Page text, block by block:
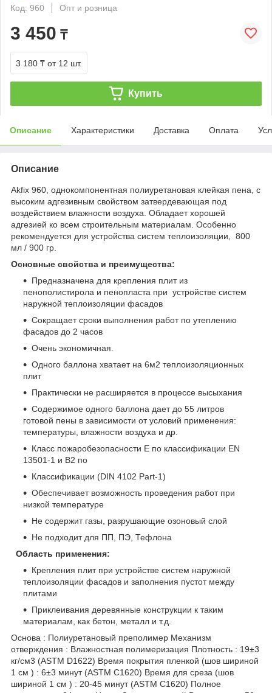
Код: 960
Опт и розница
3 450 ₸
3 180 ₸ от 12 шт.
Купить
Описание Характеристики Доставка Оплата
Описание
Akfix 960, однокомпонентная полиуретановая клейкая пена, с
высоким адгезивным свойством затвердевающая под
воздействием влажности воздуха. Обладает хорошей
адгезией ко всем строительным материалам. Особенно
рекомендуется для устройства систем теплоизоляции, 800
мл / 900 гр.
Основные свойства и преимущества:
Предназначена для крепления плит из
пенополистирола и пенопласта при устройстве систем
наружной теплоизоляции фасадов
Сокращает сроки выполнения работ по утеплению
фасадов до 2 часов
Очень экономичная.
Одного баллона хватает на 6м2 теплоизоляционных
плит
Практически не расширяется в процессе высыхания
Содержимое одного баллона дает до 55 литров
готовой пены в зависимости от условий применения:
температуры, влажности воздуха и др.
Класс пожаробезопасности E по классификации EN
13501-1 и В2 по
Классификации (DIN 4102 Part-1)
Обеспечивает возможность проведения работ при
низкой температуре
Не содержит газы, разрушающие озоновый слой
Не подходит для ПП, ПЭ, Тефлона
Область применения:
Крепления плит при устройстве систем наружной
теплоизоляции фасадов и заполнения пустот между
плитами
Приклеивания деревянные конструкции к таким
материалам, как бетон, металл и т.д.
Основа : Полиуретановый преполимер Механизм
отверждения : Влажностная полимеризация Плотность : 19±3
кг/см3 (ASTM D1622) Время покрытия пленкой (шов шириной
1 см ) : 6±3 минут (ASTM C1620) Время для среза (шов
шириной 1 см ) : 20-45 минут (ASTM C1620) Полное